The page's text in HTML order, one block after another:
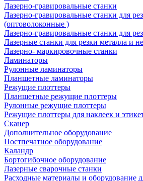
Лазерно-гравировальные станки
Лазерно-гравировальные станки для
(оптоволоконные )
Лазерно-гравировальные станки для
Лазерные станки для резки металла и
Лазерно- маркировочные станки
Ламинаторы
Рулонные ламинаторы
Планшетные ламинаторы
Режущие плоттеры
Планшетные режущие плоттеры
Рулонные режущие плоттеры
Режущие плоттеры для наклеек и
Сканер
Дополнительное оборудование
Постпечатное оборудование
Каландр
Бортогибочное оборудование
Лазерные сварочные станки
Расходные материалы и оборудование